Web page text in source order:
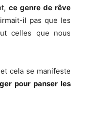
ce genre de rêve
il pas que les
celles que nous
cela se manifeste
pour panser les